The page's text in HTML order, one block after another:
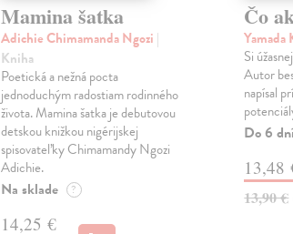
Mamina šatka
Adichie Chimamanda Ngozi |
Kniha
Poetická a nežná pocta
jednoduchým radostiam rodinného
života. Mamina šatka je debutovou
detskou knižkou nigérijskej
spisovateľky Chimamandy Ngozi
Adichie.
Na sklade ?
14,25 €
Čo
Yamada
Si
Autor
napísal
Do 6
13,48
13,90 €